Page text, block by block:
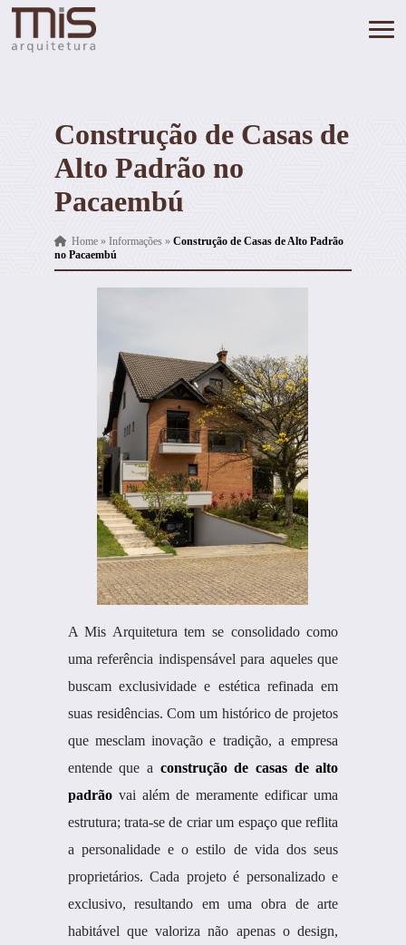
Construção de Casas de
Alto Padrão no
Pacaembú
Home» Informações » Construção de Casas de Alto Padrão
no Pacaembú
A Mis Arquitetura tem se consolidado como
uma referência indispensável para aqueles que
buscam exclusividade e estética refinada em
suas residências. Com um histórico de projetos
que mesclam inovação e tradição, a empresa
entende que a construção de casas de alto
padrãovai além de meramente edificar uma
estrutura; trata-se de criar um espaço que reflita
a personalidade e o estilo de vida dos seus
proprietários. Cada projeto é personalizado e
exclusivo, resultando em uma obra de arte
habitável que valoriza não apenas o design,